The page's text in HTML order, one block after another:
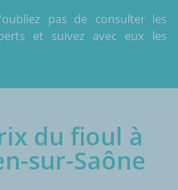
pas de consulter les
et suivez avec eux les
du fioul à
sur-Saône